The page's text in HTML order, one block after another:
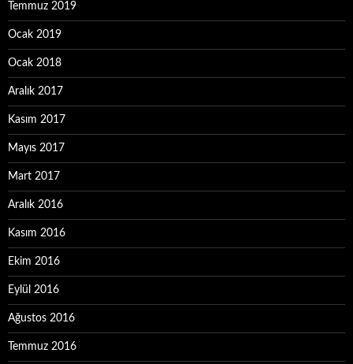
Temmuz 2019
Ocak 2019
Ocak 2018
Aralık 2017
Kasım 2017
Mayıs 2017
Mart 2017
Aralık 2016
Kasım 2016
Ekim 2016
Eylül 2016
Ağustos 2016
Temmuz 2016